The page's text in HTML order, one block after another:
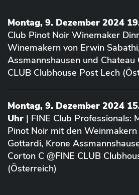
Montag, 9. Dezember 2024
Club Pinot Noir Winemaker
Winemakern von Erwin
Assmannshausen und Chateau
CLUB Clubhouse Post Lech
Montag, 9. Dezember 2024
Uhr | FINE Club Professionals:
Pinot Noir mit den
Gottardi, Krone
Corton C @FINE CLUB
(Österreich)